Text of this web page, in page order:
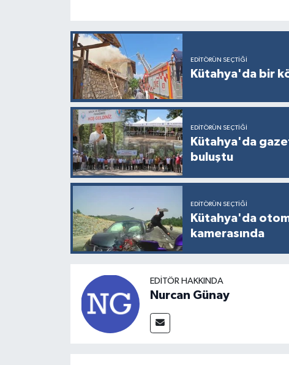
EDITÖRÜN SEÇTIĞI
Kütahya'da bir
EDITÖRÜN SEÇTIĞI
Kütahya'da
buluştu
EDITÖRÜN SEÇTIĞI
Kütahya'da
kamerasında
EDITÖR HAKKINDA
Nurcan Günay